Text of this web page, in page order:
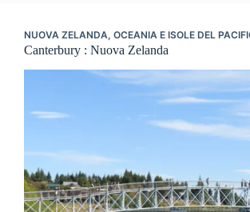
NUOVA ZELANDA, OCEANIA E ISOLE DEL
Canterbury : Nuova Zelanda